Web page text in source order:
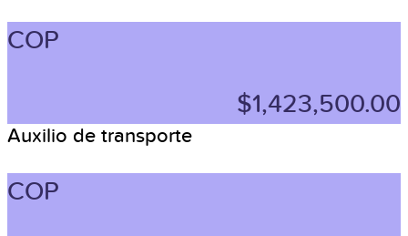
COP
$1,423,500.00
Auxilio de transporte
COP